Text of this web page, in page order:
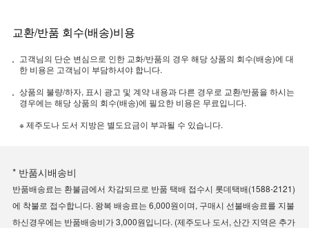
교환/반품 회수(배송)비용
고객님의 단순 변심으로 인한 교화/반품의 경우 해당 상품의 회수(배송)에 대
한 비용은 고객님이 부담하셔야 합니다.
상품의 불량/하자, 표시 광고 및 계약 내용과 다른 경우로 교환/반품을 하시는
경우에는 해당 상품의 회수(배송)에 필요한 비용은 무료입니다.
※ 제주도나 도서 지방은 별도요금이 부과될 수 있습니다.
* 반품시배송비
반품배송료는 환불금에서 차감되므로 반품 택배 접수시 롯데택배(1588-2121)
에 착불로 접수합니다. 왕복 배송료는 6,000원이며, 구매시 선불배송료를 지불
하신경우에는 반품배송비가 3,000원입니다. (제주도나 도서, 산간 지역은 추가